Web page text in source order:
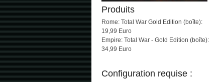
Produits
Rome: Total War Gold Edition (boîte):
19,99 Euro
Empire: Total War - Gold Edition (boîte):
34,99 Euro
Configuration requise :